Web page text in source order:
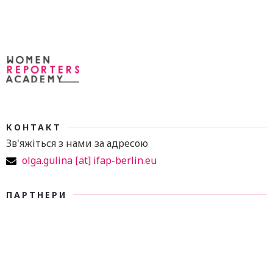
КОНТАКТ
Зв'яжіться з нами за адресою
olga.gulina [at] ifap-berlin.eu
ПАРТНЕРИ